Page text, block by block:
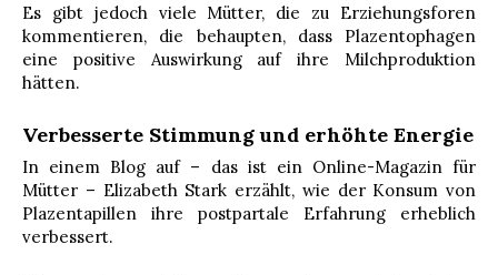
Es gibt jedoch viele Mütter, die zu Erziehungsforen
kommentieren, die behaupten, dass Plazentophagen
eine positive Auswirkung auf ihre Milchproduktion
hätten.
Verbesserte Stimmung und erhöhte Energie
In einem Blog auf – das ist ein Online-Magazin für
Mütter – Elizabeth Stark erzählt, wie der Konsum von
Plazentapillen ihre postpartale Erfahrung erheblich
verbessert.